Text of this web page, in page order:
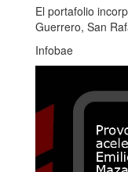
El portafolio
Guerrero, San
Infobae